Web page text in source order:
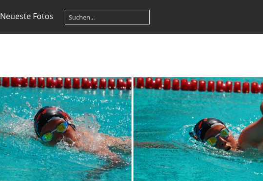
Neueste Fotos